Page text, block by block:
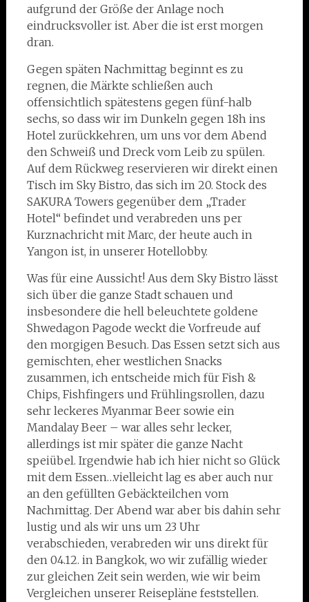
aufgrund der Größe der Anlage noch
eindrucksvoller ist. Aber die ist erst morgen
dran.
Gegen späten Nachmittag beginnt es zu
regnen, die Märkte schließen auch
offensichtlich spätestens gegen fünf-halb
sechs, so dass wir im Dunkeln gegen 18h ins
Hotel zurückkehren, um uns vor dem Abend
den Schweiß und Dreck vom Leib zu spülen.
Auf dem Rückweg reservieren wir direkt einen
Tisch im Sky Bistro, das sich im 20. Stock des
SAKURA Towers gegenüber dem „Trader
Hotel“ befindet und verabreden uns per
Kurznachricht mit Marc, der heute auch in
Yangon ist, in unserer Hotellobby.
Was für eine Aussicht! Aus dem Sky Bistro lässt
sich über die ganze Stadt schauen und
insbesondere die hell beleuchtete goldene
Shwedagon Pagode weckt die Vorfreude auf
den morgigen Besuch. Das Essen setzt sich aus
gemischten, eher westlichen Snacks
zusammen, ich entscheide mich für Fish &
Chips, Fishfingers und Frühlingsrollen, dazu
sehr leckeres Myanmar Beer sowie ein
Mandalay Beer – war alles sehr lecker,
allerdings ist mir später die ganze Nacht
speiübel. Irgendwie hab ich hier nicht so Glück
mit dem Essen…vielleicht lag es aber auch nur
an den gefüllten Gebäckteilchen vom
Nachmittag. Der Abend war aber bis dahin sehr
lustig und als wir uns um 23 Uhr
verabschieden, verabreden wir uns direkt für
den 04.12. in Bangkok, wo wir zufällig wieder
zur gleichen Zeit sein werden, wie wir beim
Vergleichen unserer Reisepläne feststellen.